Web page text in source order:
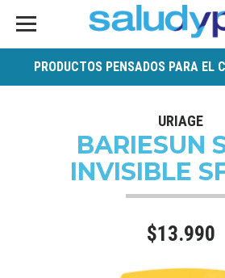
PRODUCTOS PENSADOS PARA EL
URIAGE
BARIESUN
INVISIBLE
$13.990